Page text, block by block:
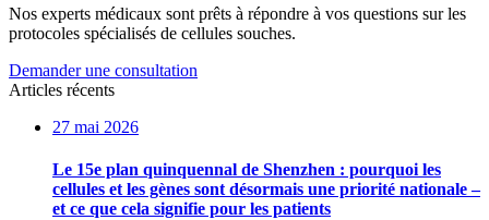
Nos experts médicaux sont prêts à répondre à vos questions sur les
protocoles spécialisés de cellules souches.
Demander une consultation
Articles récents
27 mai 2026
Le 15e plan quinquennal de Shenzhen : pourquoi les
cellules et les gènes sont désormais une priorité nationale –
et ce que cela signifie pour les patients